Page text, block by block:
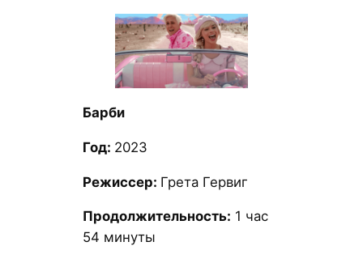
Барби
Год: 2023
Режиссер: Грета Гервиг
Продолжительность: 1 час
54 минуты